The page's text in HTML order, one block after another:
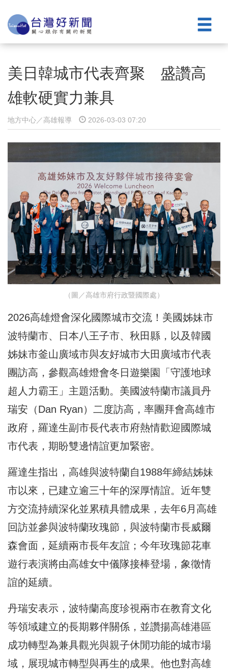
美日韓城市代表齊聚 盛讚高
雄軟硬實力兼具
地方中心／高雄報導 2026-03-03 07:20
（圖／高雄市府行政暨國際處）
2026高雄燈會深化國際城市交流！美國姊妹市
波特蘭市、日本八王子市、秋田縣，以及韓國
姊妹市釜山廣域市與友好城市大田廣域市代表
團訪高，參觀高雄燈會冬日遊樂園「守護地球
超人力霸王」主題活動。美國波特蘭市議員丹
瑞安（Dan Ryan）二度訪高，率團拜會高雄市
政府，羅達生副市長代表市府熱情歡迎國際城
市代表，期盼雙邊情誼更加緊密。
羅達生指出，高雄與波特蘭自1988年締結姊妹
市以來，已建立逾三十年的深厚情誼。近年雙
方交流持續深化並累積具體成果，去年6月高雄
回訪並參與波特蘭玫瑰節，與波特蘭市長威爾
森會面，延續兩市長年友誼；今年玫瑰節花車
遊行表演將由高雄女中儀隊接棒登場，象徵情
誼的延續。
丹瑞安表示，波特蘭高度珍視兩市在教育文化
等領域建立的長期夥伴關係，並讚揚高雄港區
成功轉型為兼具觀光與親子休閒功能的城市場
域，展現城市轉型與再生的成果。他也對高雄